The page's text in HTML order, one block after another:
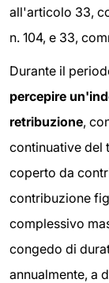
all'articolo 33,
n. 104, e 33,
Durante il
percepire
retribuzione,
continuative del
coperto da
contribuzione
complessivo
congedo di
annualmente, a